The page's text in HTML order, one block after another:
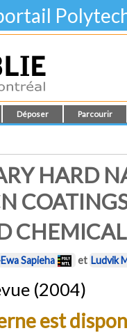
Déposer Parcourir
HARD
Sapieha et Ludvik
(2004)
est